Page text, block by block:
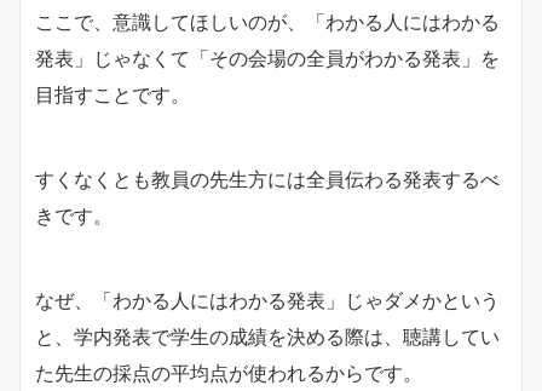
ここで、意識してほしいのが、「わかる人にはわかる
発表」じゃなくて「その会場の全員がわかる発表」を
目指すことです。
すくなくとも教員の先生方には全員伝わる発表するべ
きです。
なぜ、「わかる人にはわかる発表」じゃダメかという
と、学内発表で学生の成績を決める際は、聴講してい
た先生の採点の平均点が使われるからです。